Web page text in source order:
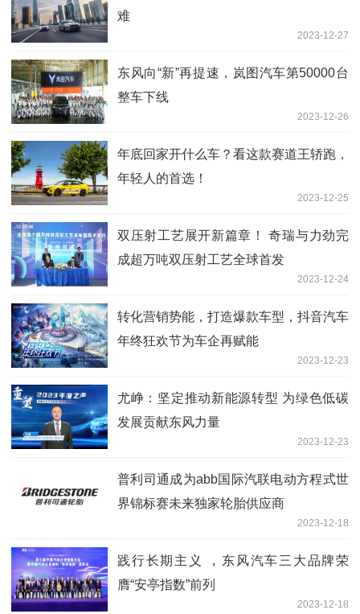
难
2023-12-27
东风向“新”再提速，岚图汽车第50000台
整车下线
2023-12-26
年底回家开什么车？看这款赛道王轿跑，
年轻人的首选！
2023-12-25
双压射工艺展开新篇章！ 奇瑞与力劲完
成超万吨双压射工艺全球首发
2023-12-24
转化营销势能，打造爆款车型，抖音汽车
年终狂欢节为车企再赋能
2023-12-23
尤峥：坚定推动新能源转型 为绿色低碳
发展贡献东风力量
2023-12-23
普利司通成为abb国际汽联电动方程式世
界锦标赛未来独家轮胎供应商
2023-12-18
践行长期主义 ，东风汽车三大品牌荣
膺“安亭指数”前列
2023-12-18